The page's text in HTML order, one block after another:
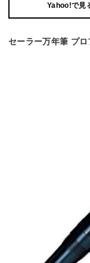
Yahoo!で見
セーラー万年筆 プ